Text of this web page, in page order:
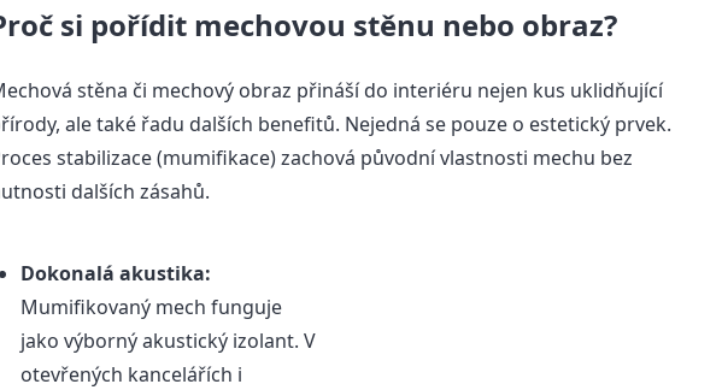
si pořídit mechovou stěnu nebo obraz?
stěna či mechový obraz přináší do interiéru nejen kus uklidňující
ale také řadu dalších benefitů. Nejedná se pouze o estetický prvek.
stabilizace (mumifikace) zachová původní vlastnosti mechu bez
dalších zásahů.
Dokonalá akustika:
Mumifikovaný mech funguje
jako výborný akustický izolant. V
otevřených kancelářích i